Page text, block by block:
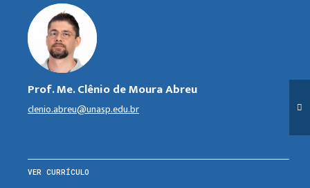
Prof. Me. Clênio de Moura Abreu
clenio.abreu@unasp.edu.br
VER CURRÍCULO